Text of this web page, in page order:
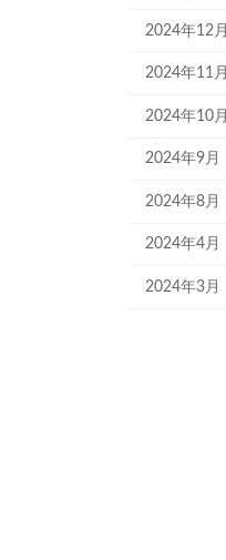
2024年12月
2024年11月
2024年10月
2024年9月
2024年8月
2024年4月
2024年3月